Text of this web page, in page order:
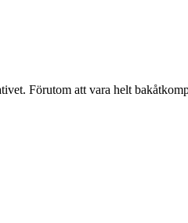
Förutom att vara helt